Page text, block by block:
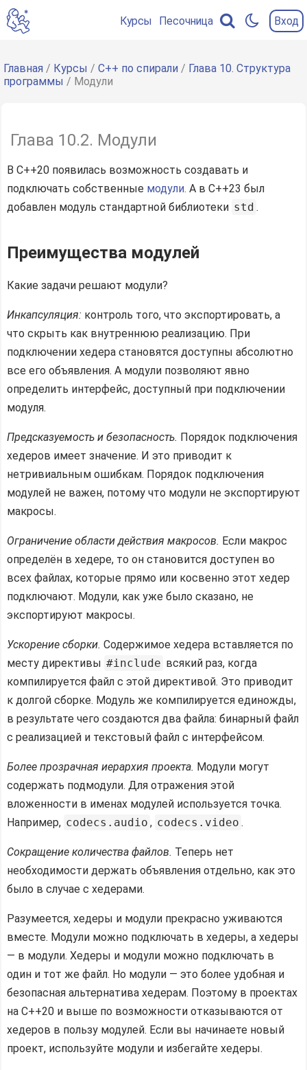
Содержание
Преимущества
Импорт
модулей
Структура
простого
модуля
хедеров
внутри
модуля
Сквозной
импорт
модулей
Структура
проекта
модулями
Как
соотносятся
модули
и
имён
Резюме
Курсы Песочница Вход
Главная / Курсы / C++ по спирали / Глава 10. Структура
программы / Модули
Глава 10.2. Модули
В C++20 появилась возможность создавать и
подключать собственные модули. А в C++23 был
добавлен модуль стандартной библиотеки std .
Преимущества модулей
Какие задачи решают модули?
Инкапсуляция: контроль того, что экспортировать, а
что скрыть как внутреннюю реализацию. При
подключении хедера становятся доступны абсолютно
все его объявления. А модули позволяют явно
определить интерфейс, доступный при подключении
модуля.
Предсказуемость и безопасность. Порядок подключения
хедеров имеет значение. И это приводит к
нетривиальным ошибкам. Порядок подключения
модулей не важен, потому что модули не экспортируют
макросы.
Ограничение области действия макросов. Если макрос
определён в хедере, то он становится доступен во
всех файлах, которые прямо или косвенно этот хедер
подключают. Модули, как уже было сказано, не
экспортируют макросы.
Ускорение сборки. Содержимое хедера вставляется по
месту директивы #include всякий раз, когда
компилируется файл с этой директивой. Это приводит
к долгой сборке. Модуль же компилируется единожды,
в результате чего создаются два файла: бинарный файл
с реализацией и текстовый файл с интерфейсом.
Более прозрачная иерархия проекта. Модули могут
содержать подмодули. Для отражения этой
вложенности в именах модулей используется точка.
Например, codecs.audio , codecs.video .
Сокращение количества файлов. Теперь нет
необходимости держать объявления отдельно, как это
было в случае с хедерами.
Разумеется, хедеры и модули прекрасно уживаются
вместе. Модули можно подключать в хедеры, а хедеры
— в модули. Хедеры и модули можно подключать в
один и тот же файл. Но модули — это более удобная и
безопасная альтернатива хедерам. Поэтому в проектах
на C++20 и выше по возможности отказываются от
хедеров в пользу модулей. Если вы начинаете новый
проект, используйте модули и избегайте хедеры.